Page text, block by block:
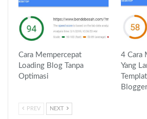
Cara Mempercepat
Loading Blog Tanpa
Optimasi
4 Cara
Yang
Blogger
PREV NEXT